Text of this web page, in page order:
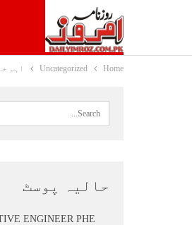
Home
Uncategorized اہم
حالیہ پوسٹ
ENGINEER PHE